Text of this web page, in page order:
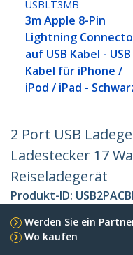
USBLT3MB
3m Apple 8-Pin
Lightning
auf USB Kabel - USB
Kabel für iPhone /
iPod / iPad -
2 Port USB
Ladestecker 17
Reiseladegerät
Produkt-ID:
Werden Sie ein
Wo kaufen